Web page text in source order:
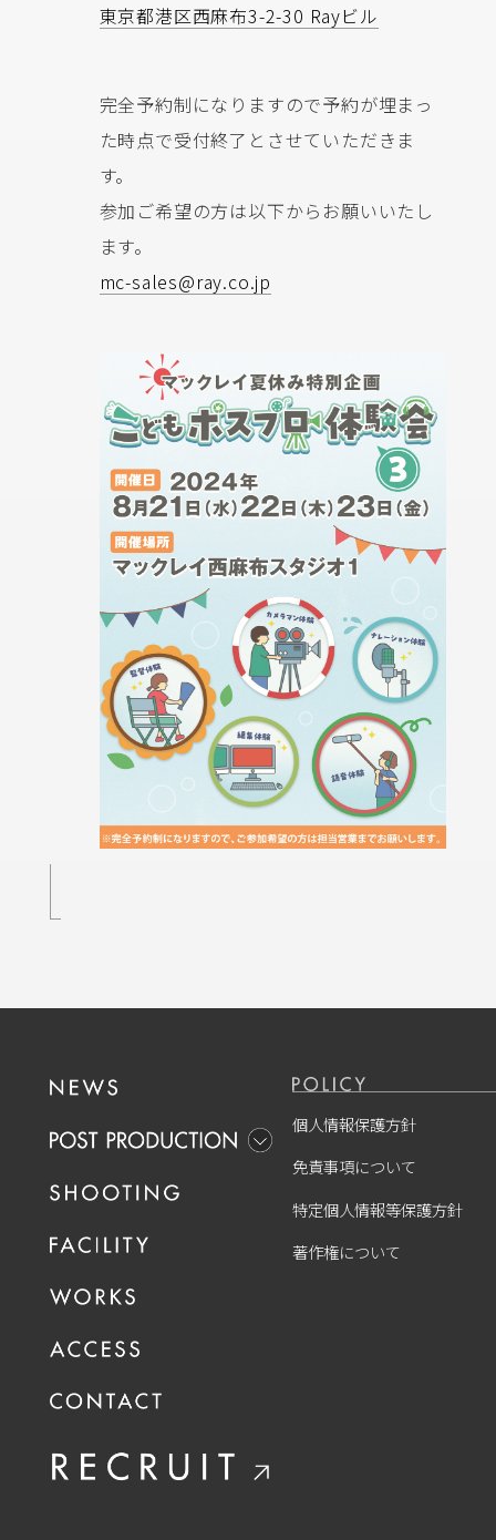
東京都港区西麻布3-2-30 Rayビル
完全予約制になりますので予約が埋まっ
た時点で受付終了とさせていただきま
す。
参加ご希望の方は以下からお願いいたし
ます。
mc-sales@ray.co.jp
個人情報保護方針
免責事項について
特定個人情報等保護方針
著作権について